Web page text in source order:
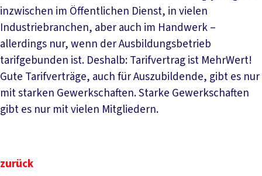
inzwischen im Öffentlichen Dienst, in vielen
Industriebranchen, aber auch im Handwerk –
allerdings nur, wenn der Ausbildungsbetrieb
tarifgebunden ist. Deshalb: Tarifvertrag ist MehrWert!
Gute Tarifverträge, auch für Auszubildende, gibt es nur
mit starken Gewerkschaften. Starke Gewerkschaften
gibt es nur mit vielen Mitgliedern.
zurück